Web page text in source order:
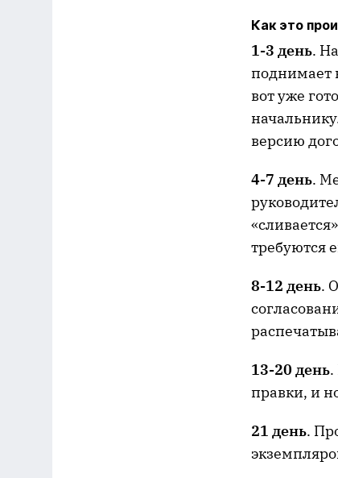
Как это
1-3 день.
поднимает
вот уже
версию
4-7 день.
требуются
8-12 день.
13-20 день
правки, и
21 день.